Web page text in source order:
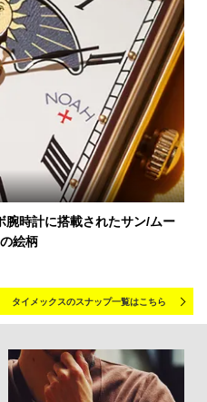
腕時計に搭載されたサン/ムー
絵柄
タイメックスのスナップ一覧はこちら